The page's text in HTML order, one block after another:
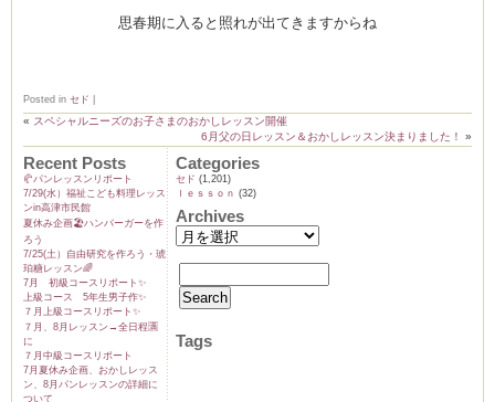
思春期に入ると照れが出てきますからね
Posted in セド
« スペシャルニーズのお子さまのおかしレッスン開催
6月父の日レッスン＆おかしレッスン決まりました！
»
Recent Posts
🥐パンレッスンリポート
7/29(水）福祉こども料理レッス
ンin高津市民館
夏休み企画🏖️ハンバーガーを作
ろう
7/25(土）自由研究を作ろう・琥
珀糖レッスン🌈
7月 初級コースリポート✨️
上級コース 5年生男子作✨️
７月上級コースリポート✨️
７月、8月レッスン→全日程🈵
に
７月中級コースリポート
7月夏休み企画、おかしレッス
ン、8月パンレッスンの詳細に
ついて
Categories
セド (1,201)
ｌｅｓｓｏｎ (32)
Archives
Tags